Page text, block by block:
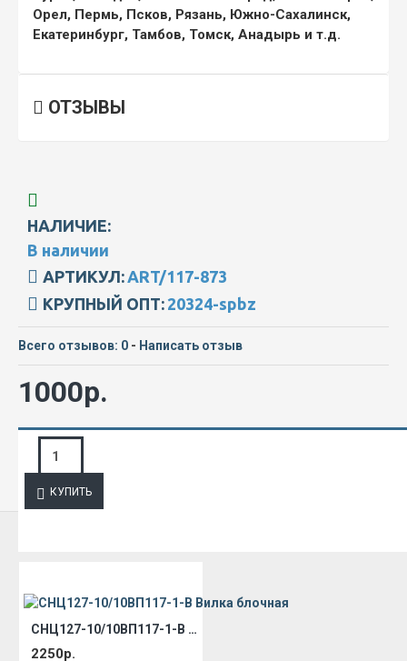
Орел, Пермь, Псков, Рязань, Южно-Сахалинск,
Екатеринбург, Тамбов, Томск, Анадырь и т.д.
ОТЗЫВЫ
НАЛИЧИЕ:
В наличии
АРТИКУЛ: ART/117-873
КРУПНЫЙ ОПТ: 20324-spbz
Всего отзывов: 0 - Написать отзыв
1000р.
КУПИТЬ
СНЦ127-10/10ВП117-1-В Вилка блочная
2250р.